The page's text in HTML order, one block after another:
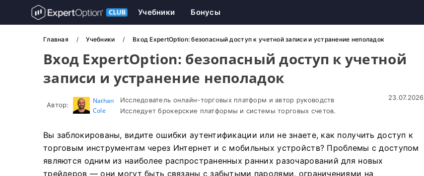
Учебники Бонусы
Главная Учебники Вход ExpertOption: безопасный доступ к учетной записи и устранение неполадок
Вход ExpertOption: безопасный доступ к учетной
записи и устранение неполадок
Автор:
Nathan
Cole
Исследователь онлайн-торговых платформ и автор руководств
Исследует брокерские платформы и системы торговых счетов.
23.07.2026
Вы заблокированы, видите ошибки аутентификации или не знаете, как получить доступ к
торговым инструментам через Интернет и с мобильных устройств? Проблемы с доступом
являются одним из наиболее распространенных ранних разочарований для новых
трейдеров — они могут быть связаны с забытыми паролями, ограничениями на